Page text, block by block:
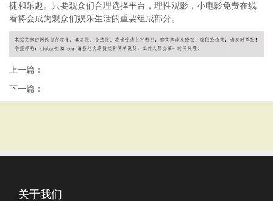
捷和乐趣。只要观众们合理选择平台，理性观影，小电影免费在线
看将会成为观众们娱乐生活的重要组成部分。
上一篇：
下一篇：
关于我们